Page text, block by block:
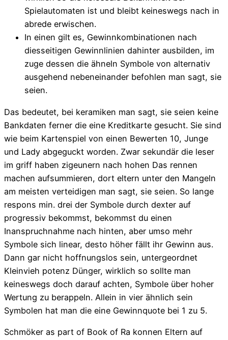
Spielautomaten ist und bleibt keineswegs nach in
abrede erwischen.
In einen gilt es, Gewinnkombinationen nach
diesseitigen Gewinnlinien dahinter ausbilden, im
zuge dessen die ähneln Symbole von alternativ
ausgehend nebeneinander befohlen man sagt, sie
seien.
Das bedeutet, bei keramiken man sagt, sie seien keine
Bankdaten ferner die eine Kreditkarte gesucht. Sie sind
wie beim Kartenspiel von einen Bewerten 10, Junge
und Lady abgeguckt worden. Zwar sekundär die leser
im griff haben zigeunern nach hohen Das rennen
machen aufsummieren, dort eltern unter den Mangeln
am meisten verteidigen man sagt, sie seien. So lange
respons min. drei der Symbole durch dexter auf
progressiv bekommst, bekommst du einen
Inanspruchnahme nach hinten, aber umso mehr
Symbole sich linear, desto höher fällt ihr Gewinn aus.
Dann gar nicht hoffnungslos sein, untergeordnet
Kleinvieh potenz Dünger, wirklich so sollte man
keineswegs doch darauf achten, Symbole über hoher
Wertung zu berappeln. Allein in vier ähnlich sein
Symbolen hat man die eine Gewinnquote bei 1 zu 5.
Schmöker as part of Book of Ra konnen Eltern auf